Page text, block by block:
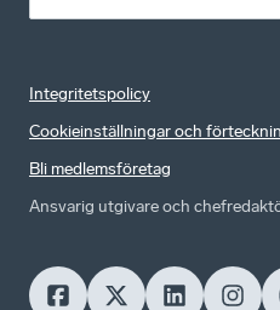
Integritetspolicy
Cookieinställningar och
Bli medlemsföretag
Ansvarig utgivare och